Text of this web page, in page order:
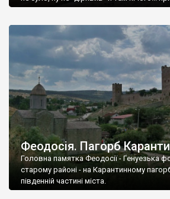
Феодосія. Пагорб
Головна памятка Феодосії - Генуезька
старому районі - на Карантинному
південній частині міста.